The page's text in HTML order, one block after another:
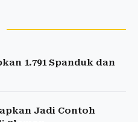
1.791 Spanduk dan
Jadi Contoh